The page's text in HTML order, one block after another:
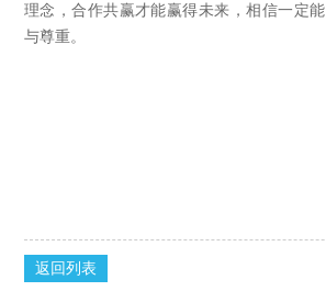
理念，合作共赢才能赢得未来，相信一定
与尊重。
返回列表